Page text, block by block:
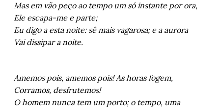
Mas em vão peço ao tempo um só instante por ora,
Ele escapa-me e parte;
Eu digo a esta noite: sê mais vagarosa; e a aurora
Vai dissipar a noite.
Amemos pois, amemos pois! As horas fogem,
Corramos, desfrutemos!
O homem nunca tem um porto; o tempo, uma